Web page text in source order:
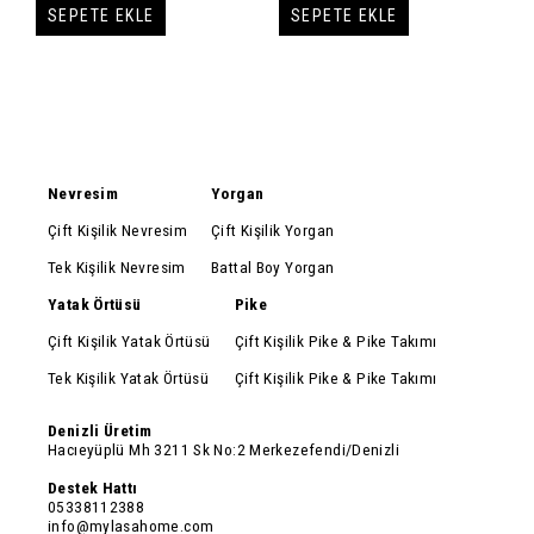
SEPETE EKLE SEPETE EKLE
Nevresim
Çift Kişilik Nevresim
Tek Kişilik Nevresim
Yorgan
Çift Kişilik Yorgan
Battal Boy Yorgan
Yatak Örtüsü
Çift Kişilik Yatak Örtüsü
Tek Kişilik Yatak Örtüsü
Pike
Çift Kişilik Pike & Pike Takımı
Çift Kişilik Pike & Pike Takımı
Denizli Üretim
Hacıeyüplü Mh 3211 Sk No:2 Merkezefendi/Denizli
Destek Hattı
05338112388
info@mylasahome.com